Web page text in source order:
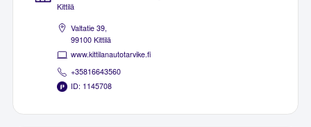
Kittilä
Valtatie 39,
99100 Kittilä
www.kittilanautotarvike.fi
+35816643560
ID: 1145708